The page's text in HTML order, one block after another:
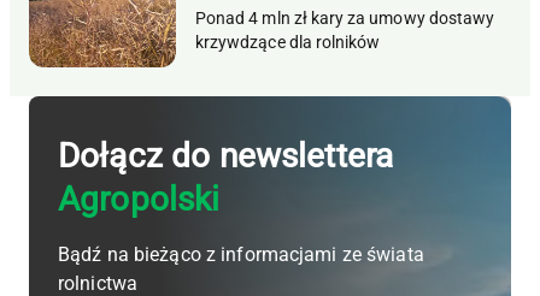
Ponad 4 mln zł kary za umowy dostawy
krzywdzące dla rolników
Dołącz do newslettera
Agropolski
Bądź na bieżąco z informacjami ze świata
rolnictwa